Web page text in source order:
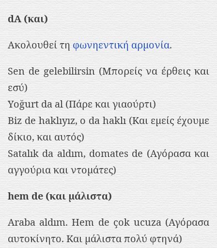
dA (και)
Ακολουθεί τη φωνηεντική αρμονία.
Sen de gelebilirsin (Μπορείς να έρθεις και
εσύ)
Yoğurt da al (Πάρε και γιαούρτι)
Biz de haklıyız, o da haklı (Και εμείς έχουμε
δίκιο, και αυτός)
Satalık da aldım, domates de (Αγόρασα και
αγγούρια και ντομάτες)
hem de (και μάλιστα)
Araba aldım. Hem de çok ucuza (Αγόρασα
αυτοκίνητο. Και μάλιστα πολύ φτηνά)